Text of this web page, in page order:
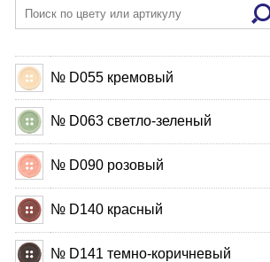
№ D055 кремовый
№ D063 светло-зеленый
№ D090 розовый
№ D140 красный
№ D141 темно-коричневый